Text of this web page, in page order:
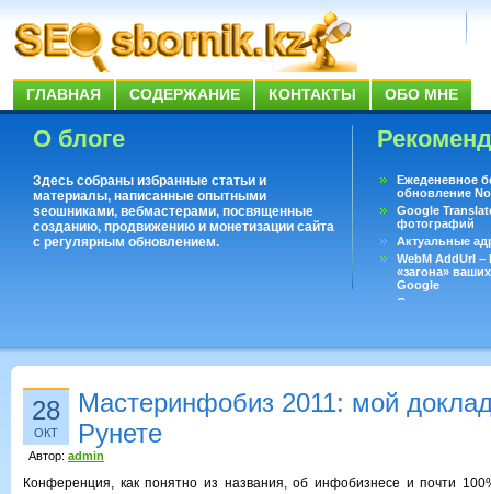
ГЛАВНАЯ СОДЕРЖАНИЕ КОНТАКТЫ ОБО МНЕ
О блоге
Здесь собраны избранные статьи и
материалы, написанные опытными
seoшниками, вебмастерами, посвященные
созданию, продвижению и монетизации сайта
с регулярным обновлением.
Ежеденевное
обновление
Google
фотографий
Актуальные
WebM AddUrl
«загона»
Google
Существует
28
ОКТ
Мастеринфобиз 2011: мой
Рунете
Автор: admin
Конференция, как понятно из названия, об инфобизнесе и почти